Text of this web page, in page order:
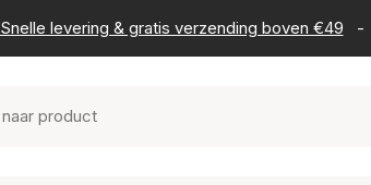
Snelle levering & gratis verzending boven €49 -